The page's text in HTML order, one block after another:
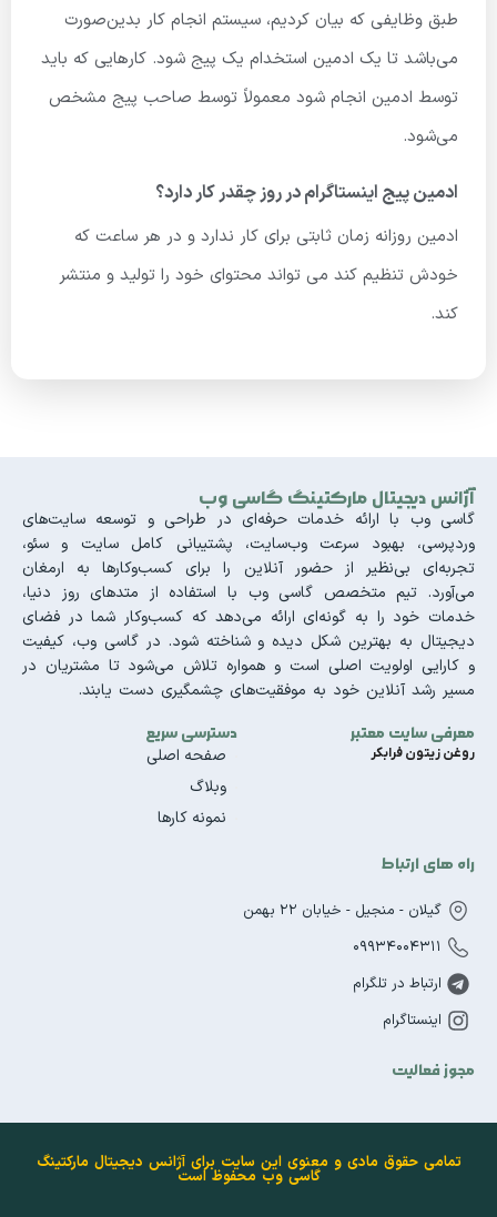
طبق وظایفی که بیان کردیم، سیستم انجام کار بدین‌صورت
می‌باشد تا یک ادمین استخدام یک پیج شود. کارهایی که باید
توسط ادمین انجام شود معمولاً توسط صاحب پیج مشخص
می‌شود.
ادمین پیج اینستاگرام در روز چقدر کار دارد؟
ادمین روزانه زمان ثابتی برای کار ندارد و در هر ساعت که
خودش تنظیم کند می تواند محتوای خود را تولید و منتشر
کند.
آژانس دیجیتال مارکتینگ گاسی وب
گاسی وب با ارائه خدمات حرفه‌ای در طراحی و توسعه سایت‌های
وردپرسی، بهبود سرعت وب‌سایت، پشتیبانی کامل سایت و سئو،
تجربه‌ای بی‌نظیر از حضور آنلاین را برای کسب‌وکارها به ارمغان
می‌آورد. تیم متخصص گاسی وب با استفاده از متدهای روز دنیا،
خدمات خود را به گونه‌ای ارائه می‌دهد که کسب‌وکار شما در فضای
دیجیتال به بهترین شکل دیده و شناخته شود. در گاسی وب، کیفیت
و کارایی اولویت اصلی است و همواره تلاش می‌شود تا مشتریان در
مسیر رشد آنلاین خود به موفقیت‌های چشمگیری دست یابند.
معرفی سایت معتبر
روغن زیتون فرابکر
دسترسی سریع
صفحه اصلی
وبلاگ
نمونه کارها
راه های ارتباط
گیلان - منجیل - خیابان 22 بهمن
09934004311
ارتباط در تلگرام
اینستاگرام
مجوز فعالیت
تمامی حقوق مادی و معنوی این سایت برای آژانس دیجیتال مارکتینگ
گاسی وب محفوظ است